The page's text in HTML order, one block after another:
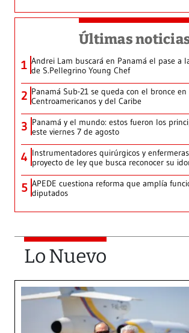
Últimas
1 Andrei Lam buscará en Panamá el pase a
de S.Pellegrino Young Chef
2 Panamá Sub-21 se queda con el bronce en
Centroamericanos y del Caribe
3 Panamá y el mundo: estos fueron los
este viernes 7 de agosto
4 Instrumentadores quirúrgicos y
proyecto de ley que busca reconocer su
5 APEDE cuestiona reforma que amplía
diputados
Lo Nuevo